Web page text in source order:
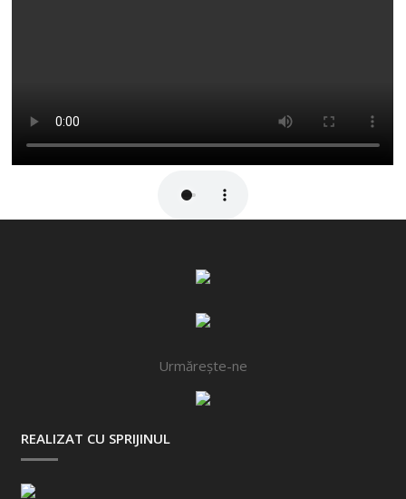
Urmărește-ne
REALIZAT CU SPRIJINUL